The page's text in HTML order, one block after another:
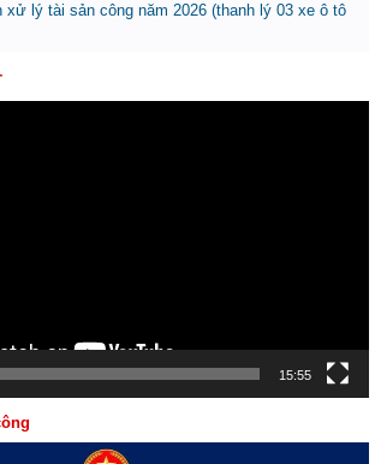
xử lý tài sản công năm 2026 (thanh lý 03 xe ô tô
15:55